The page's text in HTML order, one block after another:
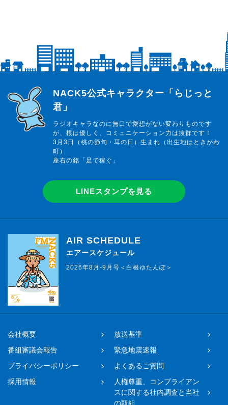
らじっと君
NACK5公式キャラクター「らじっと
君」
ラジオキャラなのに無口で愛想がない変わりものです
が、根は優しく、コミュニケーション力は抜群です！
3月3日（桃の節句・耳の日）生まれ（出生地はときがわ
町）
座右の銘「足で稼ぐ」
LINEスタンプを見る
AIR SCHEDULE
エアースケジュール
2026年8月-9月号＜白根ゆたんぽ＞
会社概要
放送基準
番組審議会報告
緊急地震速報
プライバシーポリシー
よくあるご質問
採用情報
人権尊重、コンプライアン
スに関する社内調査と当社
の取組